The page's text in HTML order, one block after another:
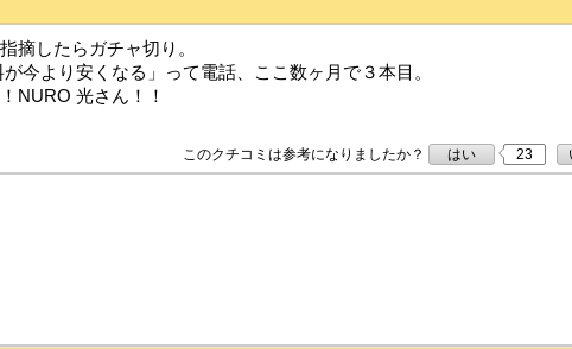
摘したらガチャ切り。
が今より安くなる」って電話、ここ数ヶ月で３本目。
NURO 光さん！！
このクチコミは参考になりましたか？ はい 23